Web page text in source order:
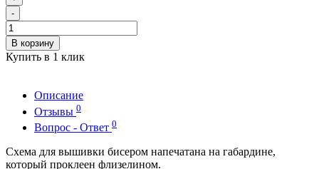
-
В корзину
Купить в 1 клик
Описание
Отзывы 0
Вопрос - Ответ 0
Схема для вышивки бисером напечатана на габардине,
который проклеен флизелином.